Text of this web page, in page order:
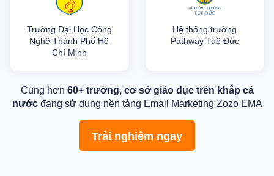
Trường Đại Học Công
Nghệ Thành Phố Hồ
Chí Minh
Hệ thống trường
Pathway Tuệ Đức
Cùng hơn 60+ trường, cơ sở giáo dục trên khắp cả
nướcđang sử dụng nền tảng Email Marketing Zozo EMA
Trải nghiệm ngay